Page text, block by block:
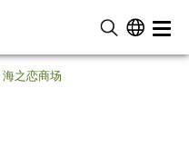
海之恋商场